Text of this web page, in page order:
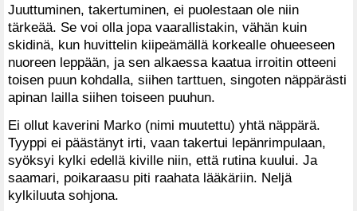
Juuttuminen, takertuminen, ei puolestaan ole niin
tärkeää. Se voi olla jopa vaarallistakin, vähän kuin
skidinä, kun huvittelin kiipeämällä korkealle ohueeseen
nuoreen leppään, ja sen alkaessa kaatua irroitin otteeni
toisen puun kohdalla, siihen tarttuen, singoten näppärästi
apinan lailla siihen toiseen puuhun.
Ei ollut kaverini Marko (nimi muutettu) yhtä näppärä.
Tyyppi ei päästänyt irti, vaan takertui lepänrimpulaan,
syöksyi kylki edellä kiville niin, että rutina kuului. Ja
saamari, poikaraasu piti raahata lääkäriin. Neljä
kylkiluuta sohjona.